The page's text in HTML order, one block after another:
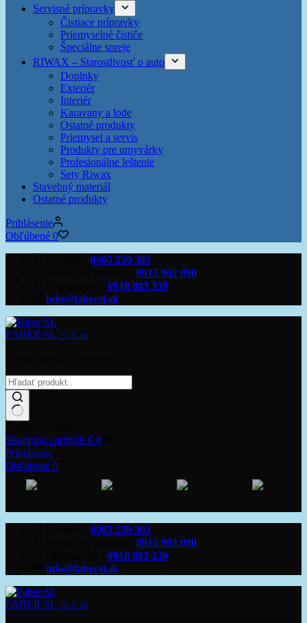
Servisné prípravky
Čistiace prípravky
Priemyselné čističe
Špeciálne spreje
RIWAX – Starostlivosť o auto
Doplnky
Exteriér
Interiér
Karavany a lode
Ostatné produkty
Priemysel a servis
Produkty pre umyvárky
Profesionálne leštenie
Sety Riwax
Stavebný materiál
Ostatné produkty
Prihlásenie
Obľúbené 0
0905 259 303
0915 902 090
0918 883 339
info@fabersl.sk
FABER SL, s. r. o.
Shopping cart0,00 € 0
Prihlásenie
Obľúbené 0
0905 259 303
0915 902 090
0918 883 339
info@fabersl.sk
FABER SL, s. r. o.